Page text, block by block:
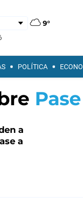
9°
POLÍTICA
a
a